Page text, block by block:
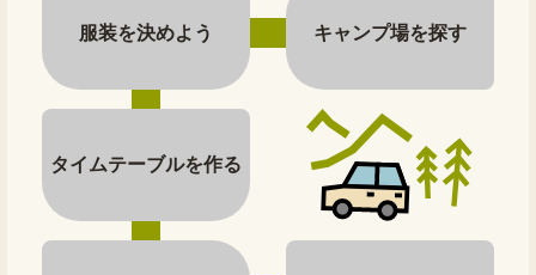
服装を決めよう キャンプ場を探す
タイムテーブルを作る